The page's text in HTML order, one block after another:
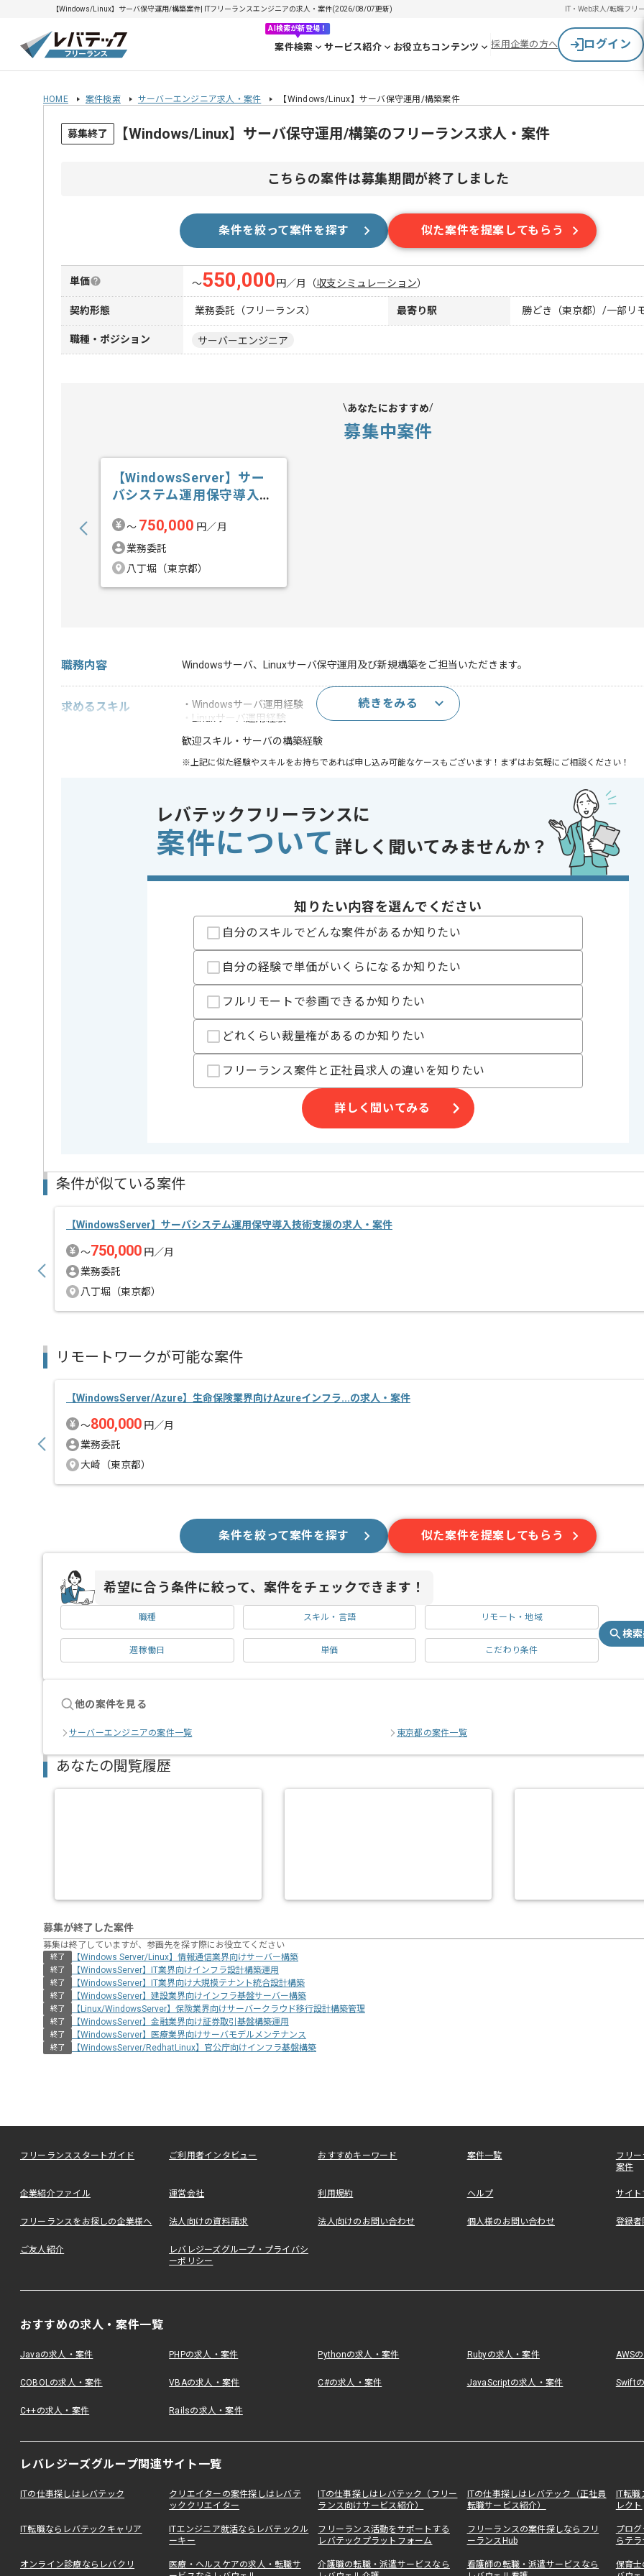
【Windows/Linux】サーバ保守運用/構築案件| ITフリーランスエンジニアの求人・案件(2026/08/07更新) IT・Web求人/転職フリ
AI検索が新登場！
案件検索 サービス紹介 お役立ちコンテンツ 採用企業の方へ ログイン
HOME 案件検索 サーバーエンジニア求人・案件 【Windows/Linux】サーバ保守運用/構築案件
募集終了 【Windows/Linux】サーバ保守運用/構築のフリーランス求人・案件
こちらの案件は募集期間が終了しました
条件を絞って案件を探す 似た案件を提案してもらう
単価 〜550,000 円／月 （収支シミュレーション）
契約形態 業務委託（フリーランス） 最寄り駅 勝どき（東京都）/一部リ
職種・ポジション サーバーエンジニア
あなたにおすすめ
募集中案件
【WindowsServer】サー
バシステム運用保守導入技
〜 750,000 円／月
業務委託
八丁堀（東京都）
職務内容 Windowsサーバ、Linuxサーバ保守運用及び新規構築をご担当いただきます。
求めるスキル
・Windowsサーバ運用経験
・Linuxサーバ運用経験
歓迎スキル ・サーバの構築経験
※上記に似た経験やスキルをお持ちであれば申し込み可能なケースもございます！まずはお気軽にご相談ください！
この案件のポイント 特徴 短期プロジェクト
精算条件
有
140時間〜180時間
支払いサイト
レバテックでの実績がある企業の案件でございます。
Windows/Linuxサーバの運用経験がある方にマッチします。
基本的には一部リモート作業を見込んでおります。
続きをみる
レバテックフリーランスに
案件について 詳しく聞いてみませんか？
知りたい内容を選んでください
自分のスキルでどんな案件があるか知りたい
自分の経験で単価がいくらになるか知りたい
フルリモートで参画できるか知りたい
どれくらい裁量権があるのか知りたい
フリーランス案件と正社員求人の違いを知りたい
詳しく聞いてみる
条件が似ている案件
【WindowsServer】サーバシステム運用保守導入技術支援の求人・案件
〜750,000 円／月
業務委託
八丁堀（東京都）
リモートワークが可能な案件
【WindowsServer/Azure】生命保険業界向けAzureインフラ...の求人・案件
〜800,000 円／月
業務委託
大崎（東京都）
条件を絞って案件を探す 似た案件を提案してもらう
希望に合う条件に絞って、案件をチェックできます！
職種 スキル・言語 リモート・地域
週稼働日 単価 こだわり条件
検
他の案件を見る
サーバーエンジニアの案件一覧 東京都の案件一覧
あなたの閲覧履歴
募集が終了した案件
募集は終了していますが、参画先を探す際にお役立てください
終了 【Windows Server/Linux】情報通信業界向けサーバー構築
終了 【WindowsServer】IT業界向けインフラ設計構築運用
終了 【WindowsServer】IT業界向け大規模テナント統合設計構築
終了 【WindowsServer】建設業界向けインフラ基盤サーバー構築
終了 【Linux/WindowsServer】保険業界向けサーバークラウド移行設計構築管理
終了 【WindowsServer】金融業界向け証券取引基盤構築運用
終了 【WindowsServer】医療業界向けサーバモデルメンテナンス
終了 【WindowsServer/RedhatLinux】官公庁向けインフラ基盤構築
フリーランススタートガイド ご利用者インタビュー おすすめキーワード 案件一覧
フリ
案件
企業紹介ファイル 運営会社 利用規約 ヘルプ サイ
フリーランスをお探しの企業様へ 法人向けの資料請求 法人向けのお問い合わせ 個人様のお問い合わせ 登録者
ご友人紹介
レバレジーズグループ・プライバシ
ーポリシー
おすすめの求人・案件一覧
Javaの求人・案件 PHPの求人・案件 Pythonの求人・案件 Rubyの求人・案件 AWS
COBOLの求人・案件 VBAの求人・案件 C#の求人・案件 JavaScriptの求人・案件 Swift
C++の求人・案件 Railsの求人・案件
レバレジーズグループ関連サイト一覧
ITの仕事探しはレバテック
クリエイターの案件探しはレバテ
ッククリエイター
ITの仕事探しはレバテック（フリー
ランス向けサービス紹介）
ITの仕事探しはレバテック（正社員
転職サービス紹介）
IT転
レクト
IT転職ならレバテックキャリア
ITエンジニア就活ならレバテックル
ーキー
フリーランス活動をサポートする
レバテックプラットフォーム
フリーランスの案件探しならフリ
ーランスHub
プロ
らテ
オンライン診療ならレバクリ
医療・ヘルスケアの求人・転職サ
介護職の転職・派遣サービスなら
看護師の転職・派遣サービスなら
保育